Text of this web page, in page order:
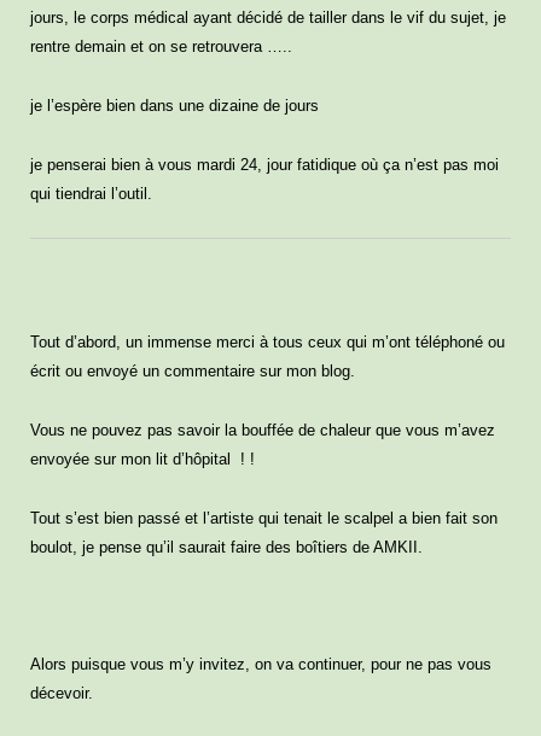
jours, le corps médical ayant décidé de tailler dans le vif du sujet, je
rentre demain et on se retrouvera …..
je l’espère bien dans une dizaine de jours
je penserai bien à vous mardi 24, jour fatidique où ça n’est pas moi
qui tiendrai l’outil.
Tout d’abord, un immense merci à tous ceux qui m’ont téléphoné ou
écrit ou envoyé un commentaire sur mon blog.
Vous ne pouvez pas savoir la bouffée de chaleur que vous m’avez
envoyée sur mon lit d’hôpital ! !
Tout s’est bien passé et l’artiste qui tenait le scalpel a bien fait son
boulot, je pense qu’il saurait faire des boîtiers de AMKII.
Alors puisque vous m’y invitez, on va continuer, pour ne pas vous
décevoir.